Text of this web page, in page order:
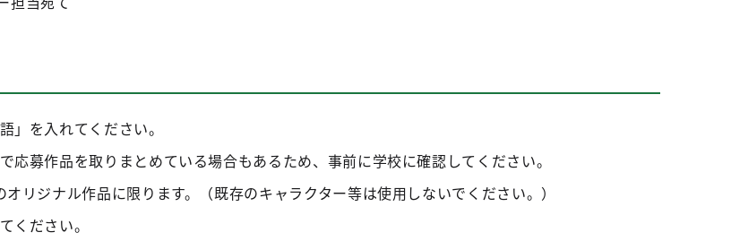
」を入れてください。
応募作品を取りまとめている場合もあるため、事前に学校に確認してください。
リジナル作品に限ります。（既存のキャラクター等は使用しないでください。）
ください。